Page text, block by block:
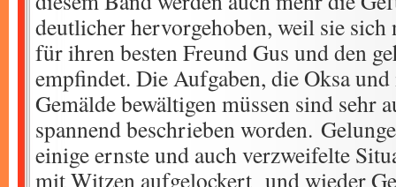
deutlicher hervorgehoben, weil sie sich
für ihren besten Freund Gus und den
empfindet. Die Aufgaben, die Oksa
Gemälde bewältigen müssen sind sehr
spannend beschrieben worden.
einige ernste und auch verzweifelte
mit Witzen aufgelockert und wieder